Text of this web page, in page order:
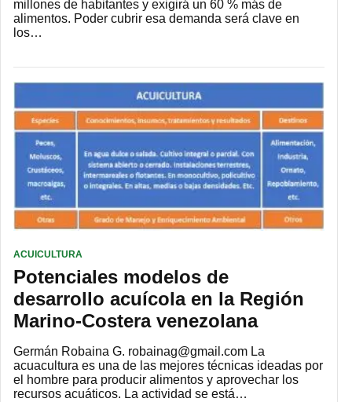
millones de habitantes y exigirá un 60 % más de
alimentos. Poder cubrir esa demanda será clave en
los…
ACUICULTURA
Potenciales modelos de
desarrollo acuícola en la Región
Marino-Costera venezolana
Germán Robaina G. robainag@gmail.com La
acuacultura es una de las mejores técnicas ideadas por
el hombre para producir alimentos y aprovechar los
recursos acuáticos. La actividad se está…